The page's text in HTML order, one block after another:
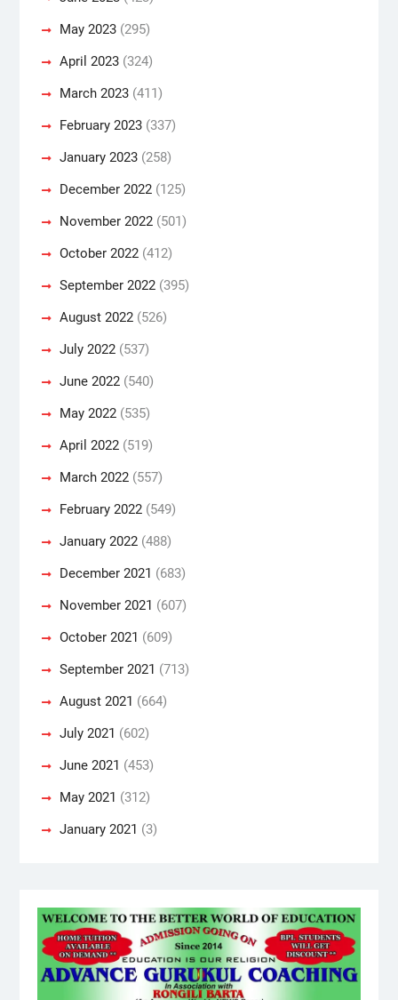
May 2023(295)
April 2023(324)
March 2023(411)
February 2023(337)
January 2023(258)
December 2022(125)
November 2022(501)
October 2022(412)
September 2022(395)
August 2022(526)
July 2022(537)
June 2022(540)
May 2022(535)
April 2022(519)
March 2022(557)
February 2022(549)
January 2022(488)
December 2021 (683)
November 2021 (607)
October 2021 (609)
September 2021 (713)
August 2021 (664)
July 2021 (602)
June 2021 (453)
May 2021 (312)
January 2021 (3)